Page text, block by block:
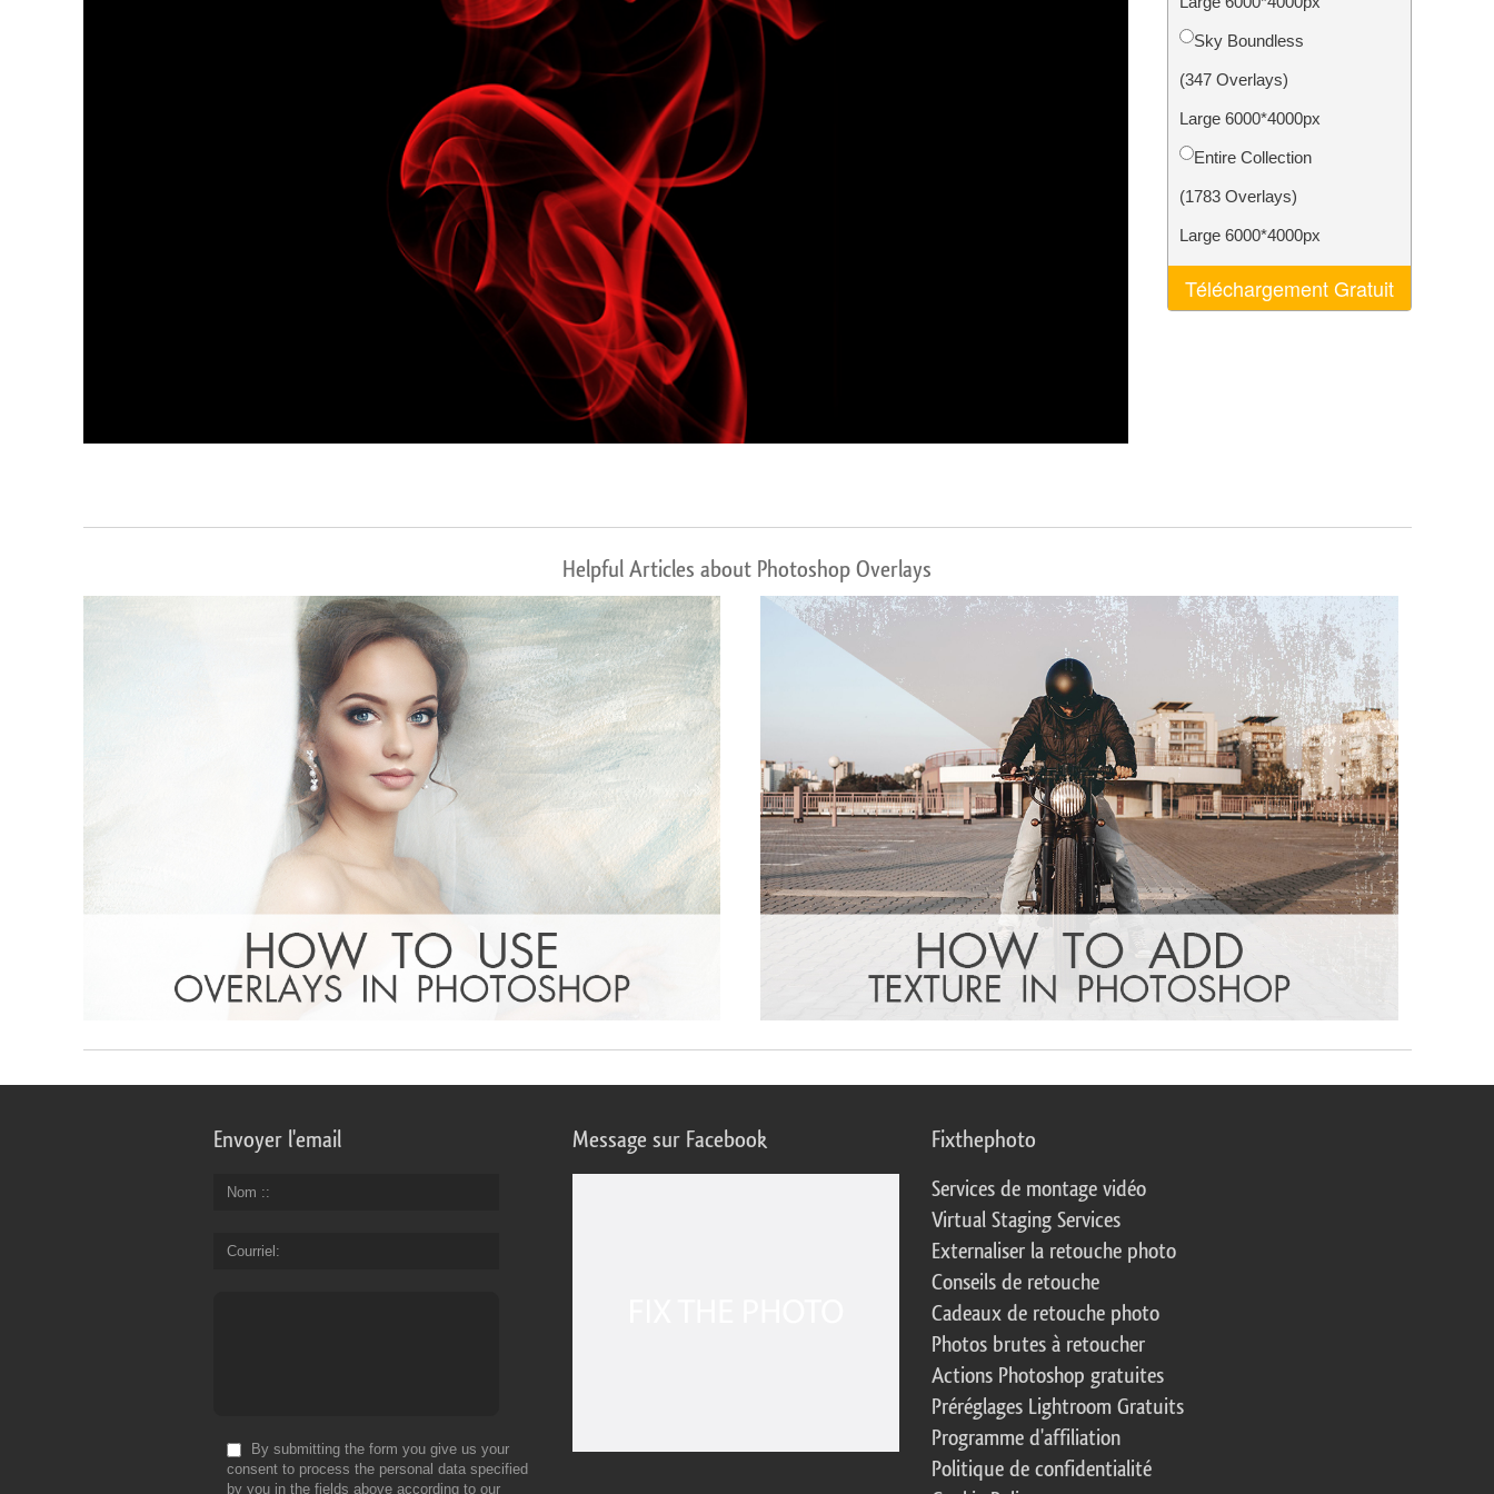
Services de retouche de produits Services de retouche de bijoux
Sky Boundless
(347 Overlays)
Large 6000*4000px
Entire Collection
(1783 Overlays)
Large 6000*4000px
Téléchargement Gratuit
Helpful Articles about Photoshop Overlays
Envoyer l'email
Nom :
Courriel
By submitting the form you give us your
consent to process the personal data specified
by you in the fields above according to our
Message sur Facebook Fixthephoto
Services de montage vidéo
Virtual Staging Services
Externaliser la retouche photo
Conseils de retouche
Cadeaux de retouche photo
Photos brutes à retoucher
Actions Photoshop gratuites
Préréglages Lightroom Gratuits
Programme d'affiliation
Politique de confidentialité